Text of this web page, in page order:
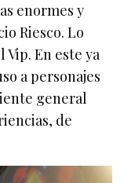
enormes y
Riesco. Lo
En este ya
a personajes
general
de